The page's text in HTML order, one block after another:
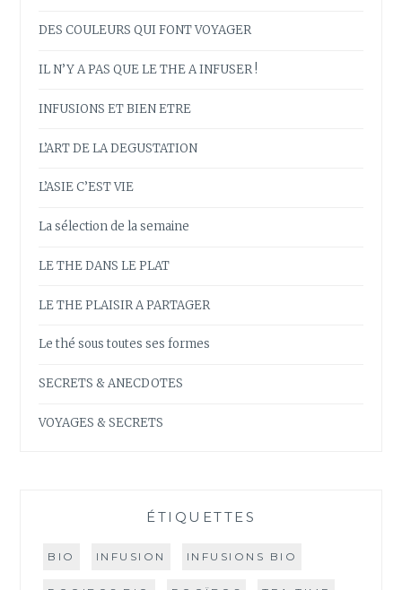
DES COULEURS QUI FONT VOYAGER
IL N’Y A PAS QUE LE THE A INFUSER !
INFUSIONS ET BIEN ETRE
L’ART DE LA DEGUSTATION
L’ASIE C’EST VIE
La sélection de la semaine
LE THE DANS LE PLAT
LE THE PLAISIR A PARTAGER
Le thé sous toutes ses formes
SECRETS & ANECDOTES
VOYAGES & SECRETS
ÉTIQUETTES
BIO INFUSION INFUSIONS BIO